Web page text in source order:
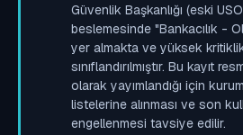
Güvenlik Başkanlığı (eski
beslemesinde "Bankacılık -
yer almakta ve yüksek
sınıflandırılmıştır. Bu kayıt
olarak yayımlandığı için
listelerine alınması ve son
engellenmesi tavsiye edilir.